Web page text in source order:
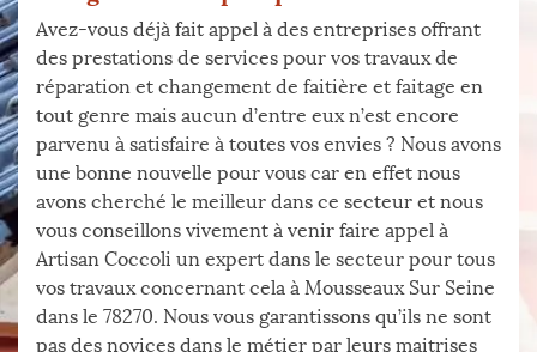
Avez-vous déjà fait appel à des entreprises offrant
des prestations de services pour vos travaux de
réparation et changement de faitière et faitage en
tout genre mais aucun d’entre eux n’est encore
parvenu à satisfaire à toutes vos envies ? Nous avons
une bonne nouvelle pour vous car en effet nous
avons cherché le meilleur dans ce secteur et nous
vous conseillons vivement à venir faire appel à
Artisan Coccoli un expert dans le secteur pour tous
vos travaux concernant cela à Mousseaux Sur Seine
dans le 78270. Nous vous garantissons qu’ils ne sont
pas des novices dans le métier par leurs maitrises